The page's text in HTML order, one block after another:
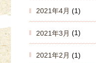
2021年4月 (1)
2021年3月 (1)
2021年2月 (1)